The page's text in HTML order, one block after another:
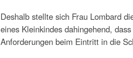
Deshalb stellte sich Frau Lombard
eines Kleinkindes dahingehend,
Anforderungen beim Eintritt in die